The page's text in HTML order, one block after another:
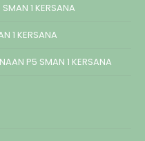
1 KERSANA
1 KERSANA
P5 SMAN 1 KERSANA